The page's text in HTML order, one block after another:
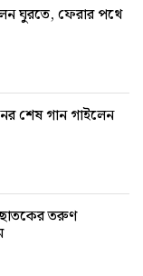
ঘুরতে, ফেরার পথে
শেষ গান গাইলেন
ছাতকের তরুণ